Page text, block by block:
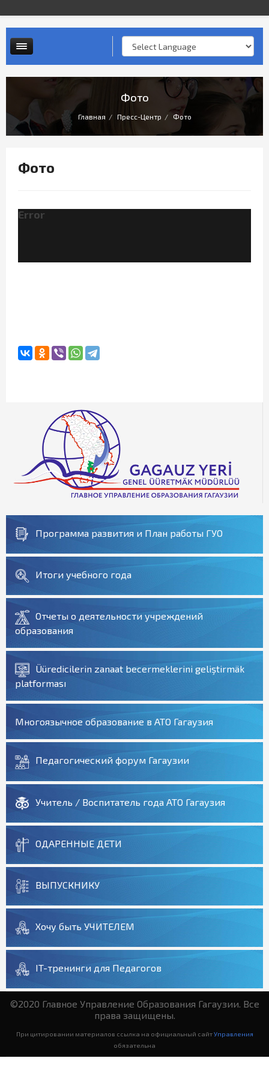
Опросы и анкеты
Фото
Главная Пресс-Центр Фото
Фото
Error
Программа развития и План работы ГУО
Итоги учебного года
Отчеты о деятельности учреждений
образования
Üüredicilerin zanaat becermeklerini geliştirmäk
platforması
Многоязычное образование в АТО Гагаузия
Педагогический форум Гагаузии
Учитель / Воспитатель года АТО Гагаузия
ОДАРЕННЫЕ ДЕТИ
ВЫПУСКНИКУ
Хочу быть УЧИТЕЛЕМ
IT-тренинги для Педагогов
©2020 Главное Управление Образования Гагаузии. Все
права защищены.
При цитировании материалов ссылка на официальный сайтУправления
обязательна